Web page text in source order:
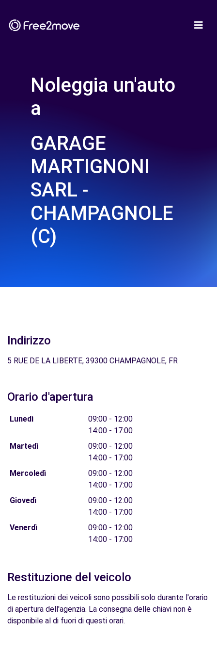
Noleggia un'auto
a
GARAGE
MARTIGNONI
SARL -
CHAMPAGNOLE
(C)
Indirizzo
5 RUE DE LA LIBERTE, 39300 CHAMPAGNOLE, FR
Orario d'apertura
Lunedì
09:00 - 12:00
14:00 - 17:00
Martedì
09:00 - 12:00
14:00 - 17:00
Mercoledì
09:00 - 12:00
14:00 - 17:00
Giovedì
09:00 - 12:00
14:00 - 17:00
Venerdì
09:00 - 12:00
14:00 - 17:00
Restituzione del veicolo
Le restituzioni dei veicoli sono possibili solo durante l'orario
di apertura dell'agenzia. La consegna delle chiavi non è
disponibile al di fuori di questi orari.